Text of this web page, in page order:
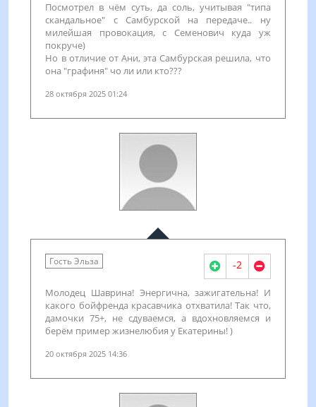
Посмотрел в чём суть, да соль, учитывая "типа
скандальное" с Самбурской на передаче.. ну
милейшая провокация, с Семенович куда уж
покруче)
Но в отличие от Ани, эта Самбурская решила, что
она "графиня" чо ли или кто???
28 октября 2025 01:24
Гость Эльза -2
Молодец Шаврина! Энергична, зажигательна! И
какого бойфренда красавчика отхватила! Так что,
дамочки 75+, не сдуваемся, а вдохновляемся и
берём пример жизнелюбия у Екатерины! )
20 октября 2025 14:36